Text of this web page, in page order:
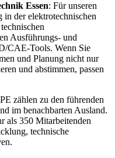
Essen: Für unseren
in der elektrotechnischen
Ausführungs- und
CAE-Tools. Wenn Sie
und Planung nicht nur
und abstimmen, passen
zählen zu den führenden
im benachbarten Ausland.
als 350 Mitarbeitenden
technische